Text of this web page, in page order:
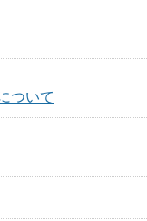
ついて